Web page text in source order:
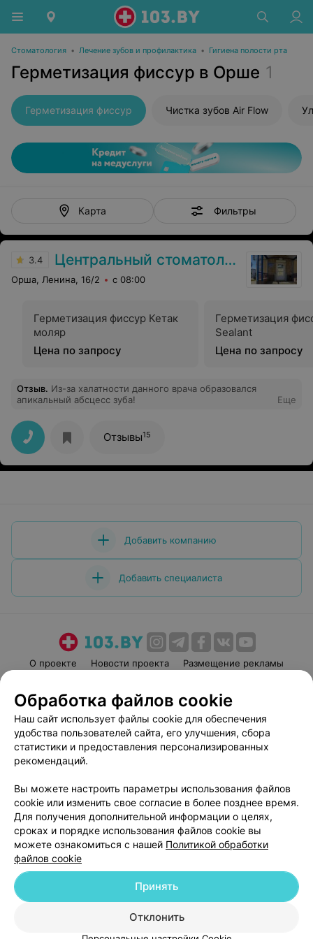
Стоматология • Лечение зубов и профилактика • Гигиена полости рта
Герметизация фиссур в Орше 1
Герметизация фиссур Чистка зубов Air Flow
Карта Фильтры
3.4 Центральный стоматологический кабинет
Орша, Ленина, 16/2 с 08:00
Герметизация фиссур Кетак
моляр
Цена по запросу
Герметизация
Sealant
Цена по запросу
Отзыв. Из-за халатности данного врача образовался
апикальный абсцесс зуба!
Еще
Отзывы15
Добавить компанию
Добавить специалиста
О проекте Новости проекта
Размещение рекламы
Пользовательское соглашение
Способы оплаты
Вакансии
Партнеры
Написать руководителю 103.by
Обработка персональных данных
© 2026 ООО «Артокс Лаб», УНП 191700409
| 220012, Республика Беларусь,
г. Минск, улица Толбухина, 2, пом. 16 | help@103.by
Служба поддержки +375 291212755
Обработка файлов cookie
Наш сайт использует файлы cookie для обеспечения
удобства пользователей сайта, его улучшения, сбора
статистики и предоставления персонализированных
рекомендаций.
Вы можете настроить параметры использования файлов
cookie или изменить свое согласие в более позднее время.
Для получения дополнительной информации о целях,
сроках и порядке использования файлов cookie вы
можете ознакомиться с нашей Политикой обработки
файлов cookie
Отклонить
Принять